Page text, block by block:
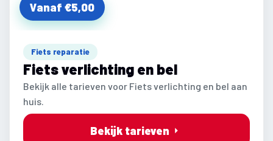
Vanaf €5,00
Fiets reparatie
Fiets verlichting en bel
Bekijk alle tarieven voor Fiets verlichting en bel aan
huis.
Bekijk tarieven